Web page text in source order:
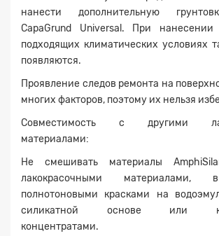
нанести дополнительную
CapaGrund Universal. При
подходящих климатических условиях
появляются.
Проявление следов ремонта на
многих факторов, поэтому их нельзя
Совместимость с другими
материалами:
Не смешивать материалы
лакокрасочными материалами,
полнотоновыми красками на
силикатной основе или
концентратами.